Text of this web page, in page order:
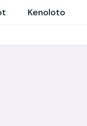
Kenoloto